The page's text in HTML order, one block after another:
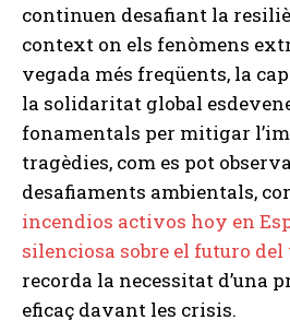
continuen desafiant la
context on els fenòmens
vegada més freqüents, la
la solidaritat global
fonamentals per mitigar
tragèdies, com es pot
desafiaments ambientals,
incendios activos hoy en
silenciosa sobre el futuro
recorda la necessitat d’una
eficaç davant les crisis.